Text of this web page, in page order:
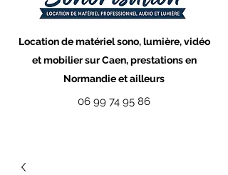
06 99 74 95 86
Location de matériel sono, lumière, vidéo
et mobilier sur Caen, prestations en
Normandie et ailleurs